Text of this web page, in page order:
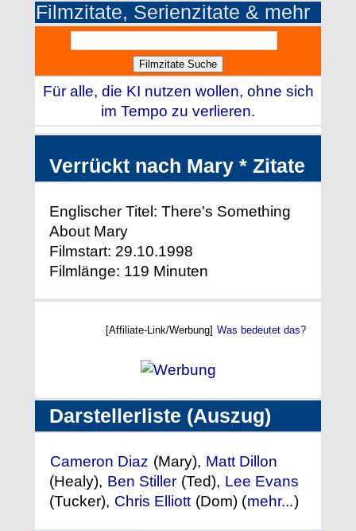
Filmzitate, Serienzitate & mehr
Für alle, die KI nutzen wollen, ohne sich
im Tempo zu verlieren.
Verrückt nach Mary * Zitate
Englischer Titel: There's Something
About Mary
Filmstart: 29.10.1998
Filmlänge: 119 Minuten
[Affiliate-Link/Werbung] Was bedeutet das?
Darstellerliste (Auszug)
Cameron Diaz (Mary), Matt Dillon
(Healy), Ben Stiller (Ted), Lee Evans
(Tucker), Chris Elliott (Dom) (mehr...)